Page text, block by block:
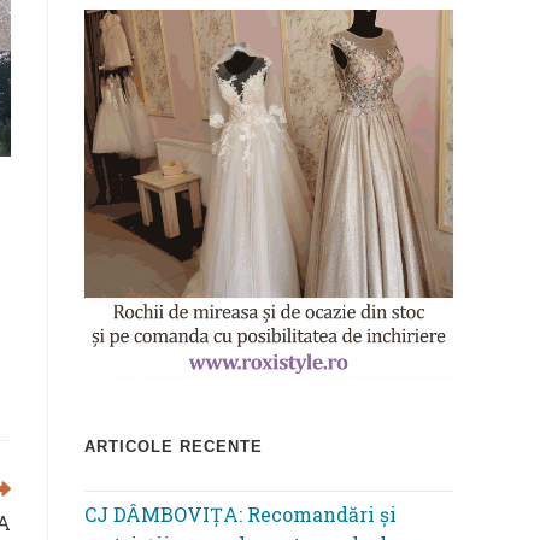
ARTICOLE RECENTE
CJ DÂMBOVIȚA: Recomandări și